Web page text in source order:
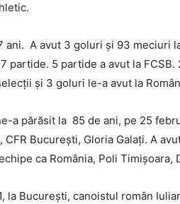
ani. A avut 3 goluri și 93 meciuri
partide. 5 partide a avut la
și 3 goluri le-a avut la
a părăsit la 85 de ani, pe 25
București, Gloria Galați. A
ca România, Poli Timișoara,
la București, canoistul român